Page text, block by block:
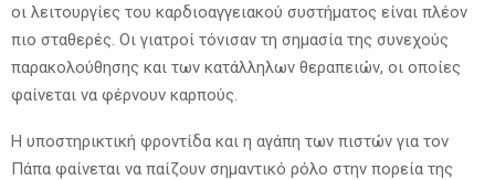
οι λειτουργίες του καρδιοαγγειακού συστήματος είναι πλέον
πιο σταθερές. Οι γιατροί τόνισαν τη σημασία της συνεχούς
παρακολούθησης και των κατάλληλων θεραπειών, οι οποίες
φαίνεται να φέρνουν καρπούς.
Η υποστηρικτική φροντίδα και η αγάπη των πιστών για τον
Πάπα φαίνεται να παίζουν σημαντικό ρόλο στην πορεία της